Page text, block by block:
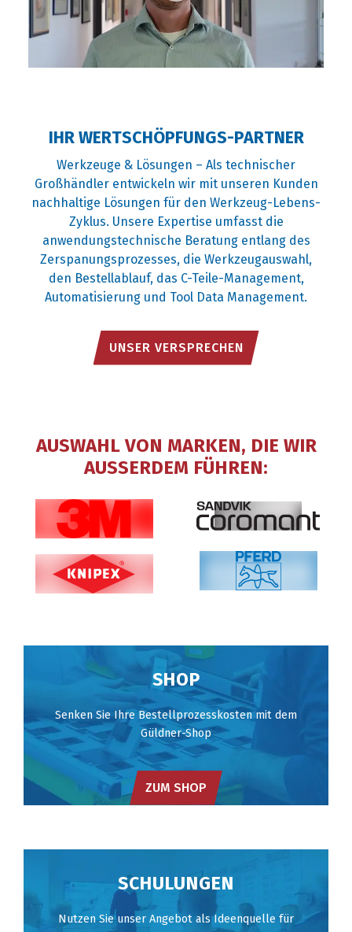
IHR WERTSCHÖPFUNGS-PARTNER
Werkzeuge & Lösungen – Als technischer
Großhändler entwickeln wir mit unseren Kunden
nachhaltige Lösungen für den Werkzeug-Lebens-
Zyklus. Unsere Expertise umfasst die
anwendungstechnische Beratung entlang des
Zerspanungsprozesses, die Werkzeugauswahl,
den Bestellablauf, das C-Teile-Management,
Automatisierung und Tool Data Management.
UNSER VERSPRECHEN
AUSWAHL VON MARKEN, DIE WIR
AUSSERDEM FÜHREN:
SHOP
Senken Sie Ihre Bestellprozesskosten mit dem
Güldner-Shop
ZUM SHOP
SCHULUNGEN
Nutzen Sie unser Angebot als Ideenquelle für